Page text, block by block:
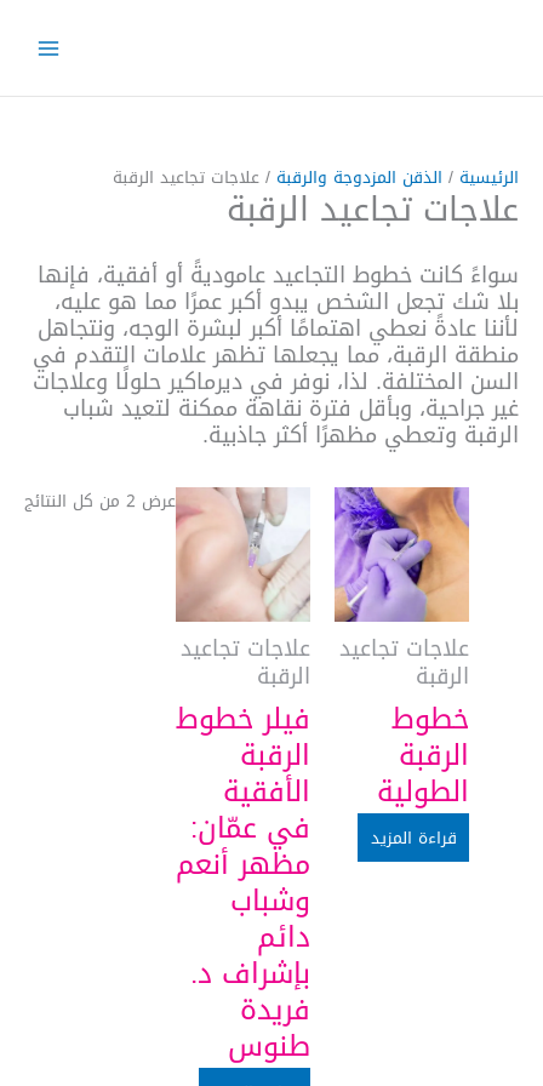
الرئيسية / الذقن المزدوجة والرقبة / علاجات تجاعيد الرقبة
علاجات تجاعيد الرقبة
سواءً كانت خطوط التجاعيد عاموديةً أو أفقية، فإنها
بلا شك تجعل الشخص يبدو أكبر عمرًا مما هو عليه،
لأننا عادةً نعطي اهتمامًا أكبر لبشرة الوجه، ونتجاهل
منطقة الرقبة، مما يجعلها تظهر علامات التقدم في
السن المختلفة. لذا، نوفر في ديرماكير حلولًا وعلاجات
غير جراحية، وبأقل فترة نقاهة ممكنة لتعيد شباب
الرقبة وتعطي مظهرًا أكثر جاذبية.
عرض ⁦2⁩ من كل النتائج
علاجات تجاعيد
الرقبة
خطوط
الرقبة
الطولية
قراءة المزيد
علاجات تجاعيد
الرقبة
فيلر خطوط
الرقبة
الأفقية
في عمّان:
مظهر أنعم
وشباب
دائم
بإشراف د.
فريدة
طنوس